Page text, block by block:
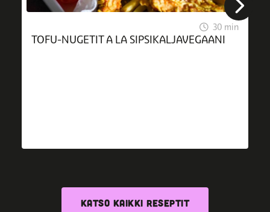
30 min
TOFU-NUGETIT A LA SIPSIKALJAVEGAANI
KATSO KAIKKI RESEPTIT